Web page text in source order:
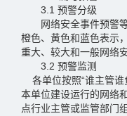
3.1 预警分级
网络安全事件预警等
橙色、黄色和蓝色表示
重大、较大和一般网络
3.2 预警监测
各单位按照“谁主管谁
本单位建设运行的网络
点行业主管或监管部门